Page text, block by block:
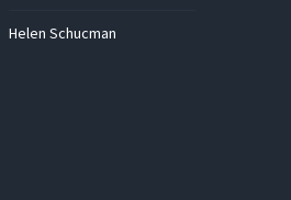
Helen Schucman